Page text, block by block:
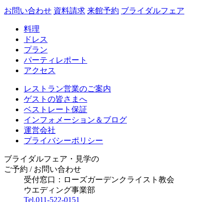
お問い合わせ 資料請求 来館予約 ブライダルフェア
料理
ドレス
プラン
パーティレポート
アクセス
レストラン営業のご案内
ゲストの皆さまへ
ベストレート保証
インフォメーション＆ブログ
運営会社
プライバシーポリシー
ブライダルフェア・見学の
ご予約 / お問い合わせ
受付窓口：ローズガーデンクライスト教会
ウエディング事業部
Tel.011-522-0151